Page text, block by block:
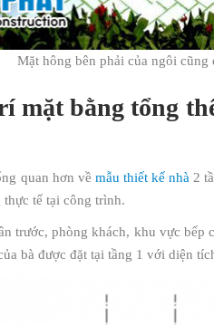
Mặt hông bên phải của ngôi cũng
mặt bằng tổng
quan hơn về mẫu thiết kế nhà 2
tế tại công trình.
trước, phòng khách, khu vực
bà được đặt tại tầng 1 với diện